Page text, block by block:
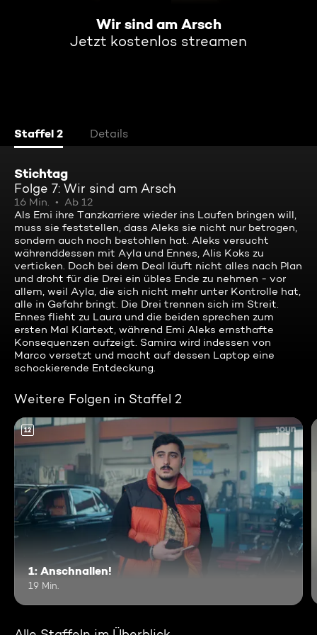
Wir sind am Arsch
Jetzt kostenlos streamen
Staffel 2 Details
Stichtag
Folge 7: Wir sind am Arsch
16 Min.
Ab 12
Als Emi ihre Tanzkarriere wieder ins Laufen bringen will,
muss sie feststellen, dass Aleks sie nicht nur betrogen,
sondern auch noch bestohlen hat. Aleks versucht
währenddessen mit Ayla und Ennes, Alis Koks zu
verticken. Doch bei dem Deal läuft nicht alles nach Plan
und droht für die Drei ein übles Ende zu nehmen - vor
allem, weil Ayla, die sich nicht mehr unter Kontrolle hat,
alle in Gefahr bringt. Die Drei trennen sich im Streit.
Ennes flieht zu Laura und die beiden sprechen zum
ersten Mal Klartext, während Emi Aleks ernsthafte
Konsequenzen aufzeigt. Samira wird indessen von
Marco versetzt und macht auf dessen Laptop eine
schockierende Entdeckung.
Weitere Folgen in Staffel 2
12
1: Anschnallen!
19 Min.